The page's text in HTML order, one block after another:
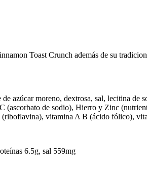
Toast Crunch además de su
azúcar moreno, dextrosa, sal, lecitina de
de sodio), Hierro y Zinc
vitamina A B (ácido fólico),
6.5g, sal 559mg